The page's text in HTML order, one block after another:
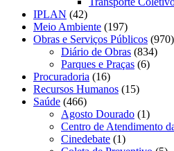
IPLAN (42)
Meio Ambiente (197)
Obras e Serviços Públicos (970)
Diário de Obras (834)
Parques e Praças (6)
Procuradoria (16)
Recursos Humanos (15)
Saúde (466)
Agosto Dourado (1)
Centro de Atendimento
Cinedebate (1)